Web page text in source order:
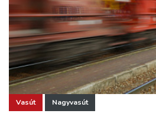
Vasút Nagyvasút